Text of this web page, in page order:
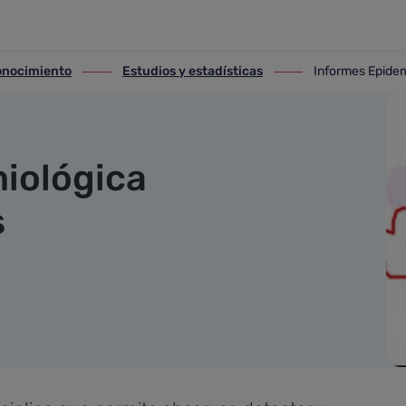
ir-a Estudios y estadísticas
Estudios y estadísticas
ir-a Informes
Informes